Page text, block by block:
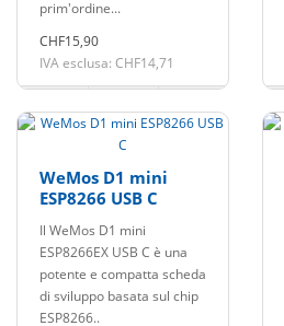
prim'ordine...
CHF15,90
IVA esclusa: CHF14,71
WeMos D1 mini
ESP8266 USB C
Il WeMos D1 mini
ESP8266EX USB C è una
potente e compatta scheda
di sviluppo basata sul chip
ESP8266..